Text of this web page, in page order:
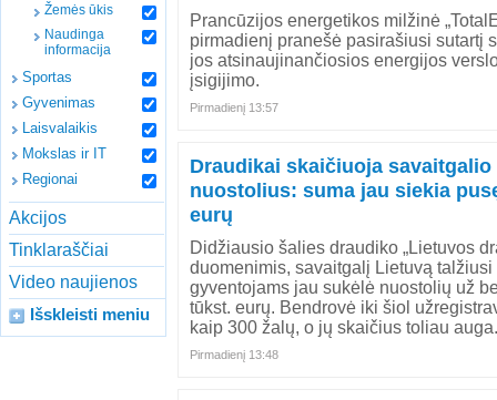
Žemės ūkis
Naudinga
informacija
Sportas
Gyvenimas
Laisvalaikis
Mokslas ir IT
Regionai
Akcijos
Tinklaraščiai
Video naujienos
Išskleisti meniu
Prancūzijos energetikos milžinė
pirmadienį pranešė pasirašiusi sutartį
jos atsinaujinančiosios energijos
įsigijimo.
Pirmadienį 13:57
Draudikai skaičiuoja savaitgalio
nuostolius: suma jau siekia
eurų
Didžiausio šalies draudiko „Lietuvos
duomenimis, savaitgalį Lietuvą talžiusi
gyventojams jau sukėlė nuostolių už
tūkst. eurų. Bendrovė iki šiol
kaip 300 žalų, o jų skaičius toliau
Pirmadienį 13:48